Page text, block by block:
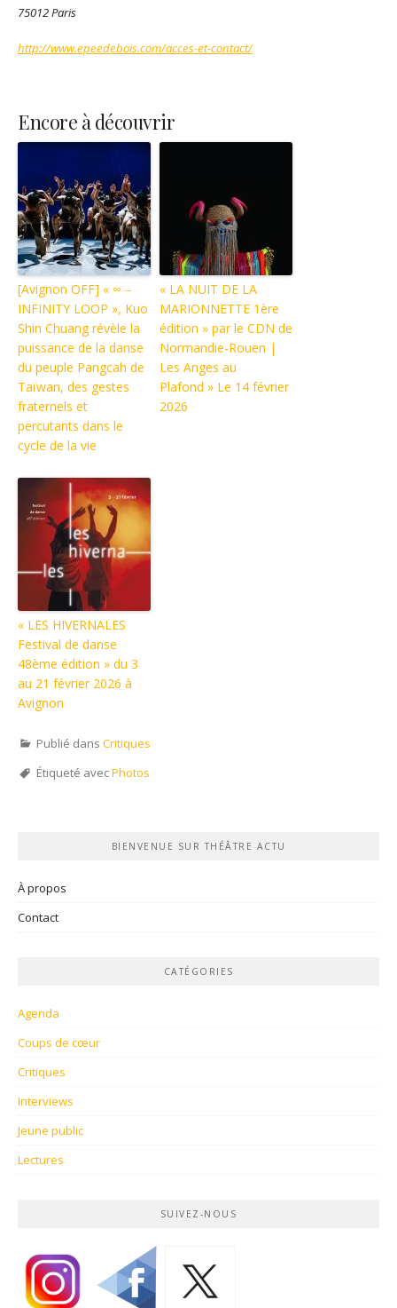
75012 Paris
http://www.epeedebois.com/acces-et-contact/
Encore à découvrir
[Avignon OFF] « ∞ ‒
INFINITY LOOP », Kuo
Shin Chuang révèle la
puissance de la danse
du peuple Pangcah de
Taïwan, des gestes
fraternels et
percutants dans le
cycle de la vie
« LA NUIT DE LA
MARIONNETTE 1ère
édition » par le CDN de
Normandie-Rouen |
Les Anges au
Plafond » Le 14 février
2026
« LES HIVERNALES
Festival de danse
48ème édition » du 3
au 21 février 2026 à
Avignon
Publié dans Critiques
Étiqueté avecPhotos
BIENVENUE SUR THÉÂTRE ACTU
À propos
Contact
CATÉGORIES
Agenda
Coups de cœur
Critiques
Interviews
Jeune public
Lectures
SUIVEZ-NOUS